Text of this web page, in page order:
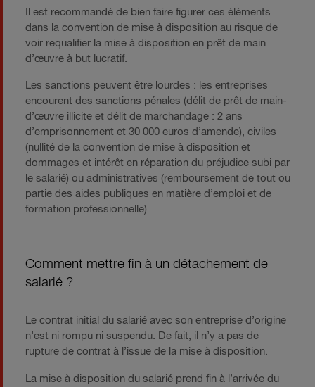
Il est recommandé de bien faire figurer ces éléments
dans la convention de mise à disposition au risque de
voir requalifier la mise à disposition en prêt de main
d’œuvre à but lucratif.
Les sanctions peuvent être lourdes : les entreprises
encourent des sanctions pénales (délit de prêt de main-
d’œuvre illicite et délit de marchandage : 2 ans
d’emprisonnement et 30 000 euros d’amende), civiles
(nullité de la convention de mise à disposition et
dommages et intérêt en réparation du préjudice subi par
le salarié) ou administratives (remboursement de tout ou
partie des aides publiques en matière d’emploi et de
formation professionnelle)
Comment mettre fin à un détachement de
salarié ?
Le contrat initial du salarié avec son entreprise d’origine
n’est ni rompu ni suspendu. De fait, il n’y a pas de
rupture de contrat à l’issue de la mise à disposition.
La mise à disposition du salarié prend fin à l’arrivée du